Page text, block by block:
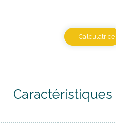
Calculatrice
Caractéristiques